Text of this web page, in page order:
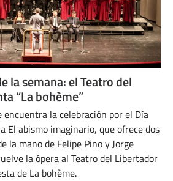
la semana: el Teatro del
“La bohème”
encuentra la celebración por el Día
El abismo imaginario, que ofrece dos
la mano de Felipe Pino y Jorge
la ópera al Teatro del Libertador
de La bohème.